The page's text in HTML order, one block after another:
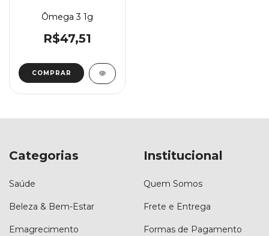
Ômega 3 1g
R$47,51
COMPRAR
Categorias
Saúde
Beleza & Bem-Estar
Emagrecimento
Institucional
Quem Somos
Frete e Entrega
Formas de Pagamento